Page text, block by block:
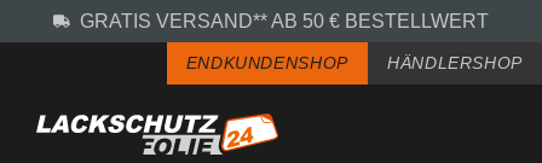
Zum Hauptinhalt springen
GRATIS VERSAND** AB 50 € BESTELLWERT
ENDKUNDENSHOP HÄNDLERSHOP